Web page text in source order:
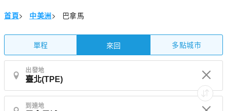
首頁> 中美洲> 巴拿馬
單程 來回 多點城市
出發地
到達地